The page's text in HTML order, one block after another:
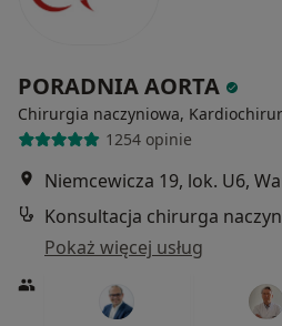
PORADNIA AORTA
Chirurgia naczyniowa,
1254 opinie
Niemcewicza 19, lok. U6,
Konsultacja chirurga
Pokaż więcej usług